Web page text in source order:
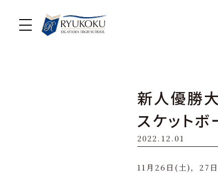
新人優勝
スケット
2022.12.01
11月26日(土)，27